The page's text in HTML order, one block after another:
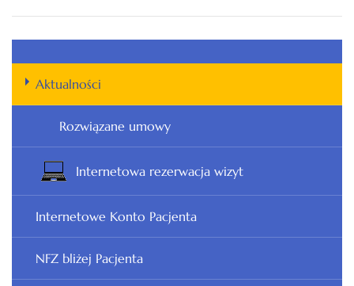
Aktualności
Rozwiązane umowy
Internetowa rezerwacja wizyt
Internetowe Konto Pacjenta
NFZ bliżej Pacjenta